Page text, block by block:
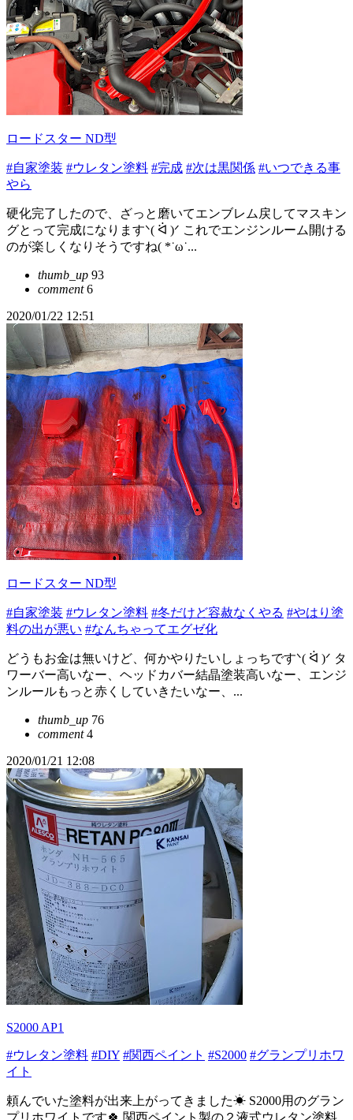
ロードスター ND型
#自家塗装 #ウレタン塗料 #完成 #次は黒関係 #いつできる事
やら
硬化完了したので、ざっと磨いてエンブレム戻してマスキン
グとって完成になりますᐠ( ᐛ )ᐟ これでエンジンルーム開ける
のが楽しくなりそうですね( *˙ω˙...
thumb_up 93
comment6
2020/01/22 12:51
ロードスター ND型
#自家塗装 #ウレタン塗料 #冬だけど容赦なくやる #やはり塗
料の出が悪い #なんちゃってエグゼ化
どうもお金は無いけど、何かやりたいしょっちですᐠ( ᐛ )ᐟ タ
ワーバー高いなー、ヘッドカバー結晶塗装高いなー、エンジ
ンルールもっと赤くしていきたいなー、...
thumb_up 76
comment4
2020/01/21 12:08
S2000 AP1
#ウレタン塗料 #DIY #関西ペイント #S2000 #グランプリホワ
イト
頼んでいた塗料が出来上がってきました☀ S2000用のグラン
プリホワイトです🍀 関西ペイント製の２液式ウレタン塗料